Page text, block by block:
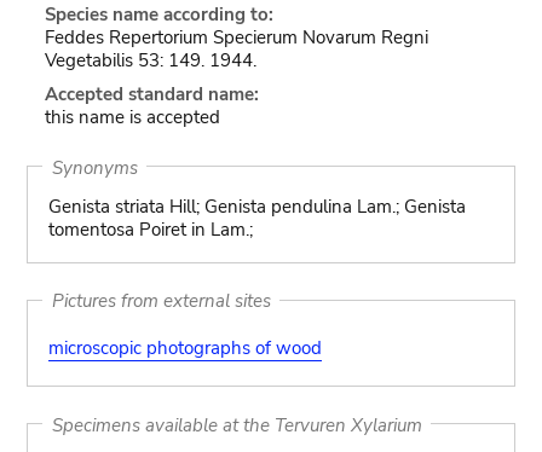
Species name according to:
Feddes Repertorium Specierum Novarum Regni
Vegetabilis 53: 149. 1944.
Accepted standard name:
this name is accepted
Synonyms
Genista striata Hill; Genista pendulina Lam.; Genista
tomentosa Poiret in Lam.;
Pictures from external sites
microscopic photographs of wood
Specimens available at the Tervuren Xylarium